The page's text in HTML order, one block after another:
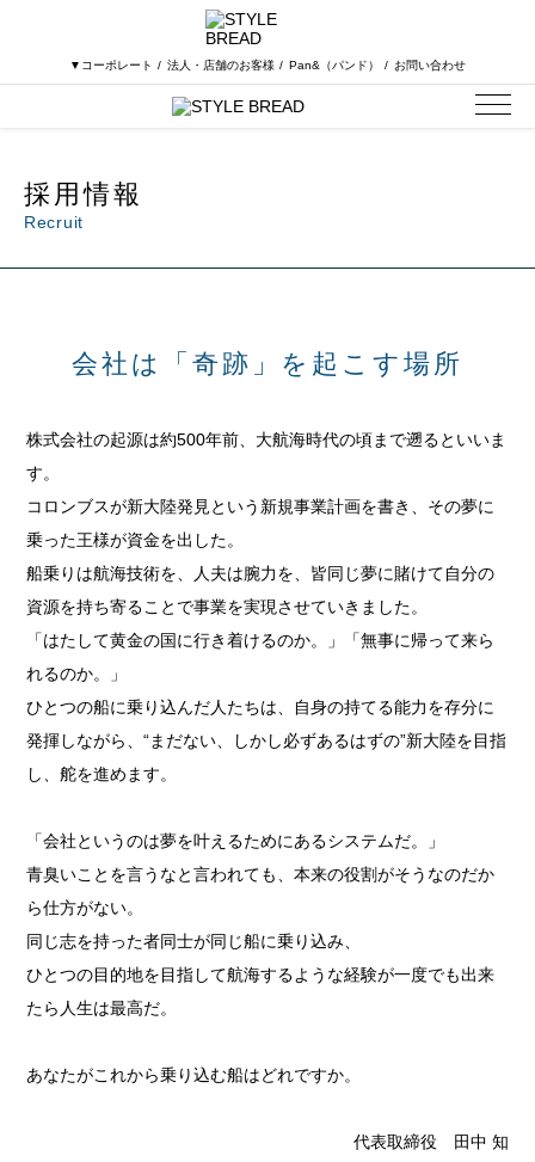
▼コーポレート 法人・店舗のお客様 Pan&（パンド） お問い合わせ
採用情報
Recruit
会社は「奇跡」を起こす場所
株式会社の起源は約500年前、大航海時代の頃まで遡るといいま
す。
コロンブスが新大陸発見という新規事業計画を書き、その夢に
乗った王様が資金を出した。
船乗りは航海技術を、人夫は腕力を、皆同じ夢に賭けて自分の
資源を持ち寄ることで事業を実現させていきました。
「はたして黄金の国に行き着けるのか。」「無事に帰って来ら
れるのか。」
ひとつの船に乗り込んだ人たちは、自身の持てる能力を存分に
発揮しながら、“まだない、しかし必ずあるはずの”新大陸を目指
し、舵を進めます。
「会社というのは夢を叶えるためにあるシステムだ。」
青臭いことを言うなと言われても、本来の役割がそうなのだか
ら仕方がない。
同じ志を持った者同士が同じ船に乗り込み、
ひとつの目的地を目指して航海するような経験が一度でも出来
たら人生は最高だ。
あなたがこれから乗り込む船はどれですか。
代表取締役 田中 知